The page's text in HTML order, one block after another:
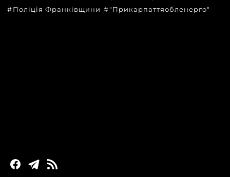
Поліція Франківщини
"Прикарпаттяобленерго"